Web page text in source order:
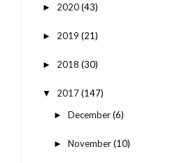
► 2020(43)
► 2019(21)
► 2018(30)
▼ 2017(147)
► December(6)
► November(10)